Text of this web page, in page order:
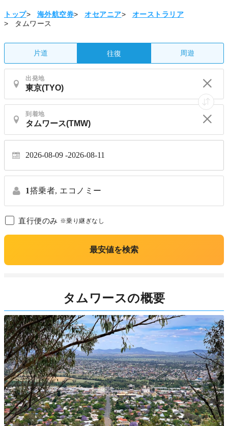
トップ> 海外航空券> オセアニア>
オーストラリア
>
タムワース
片道 往復 周遊
出発地
到着地
2026-08-09 2026-08-11
1搭乗者, エコノミー
直行便のみ ※乗り継ぎなし
最安値を検索
タムワースの概要